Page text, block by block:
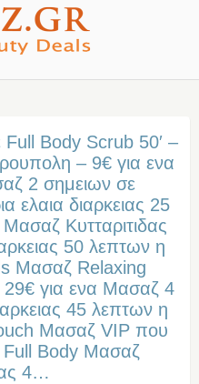
Full Body Scrub 50′ –
– 9€ για ενα
2 σημειων σε
ελαια διαρκειας 25
Κυτταριτιδας
50 λεπτων η
Μασαζ Relaxing
29€ για ενα Μασαζ 4
45 λεπτων η
Μασαζ VIP που
Full Body Μασαζ
4…